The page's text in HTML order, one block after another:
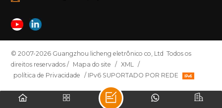
© 2007-2026 Guangzhou licheng eletrônico co, Ltd Todos os
direitos reservados / Mapa do site / XML
/
política de Privacidade / IPv6 SUPORTADO POR REDE